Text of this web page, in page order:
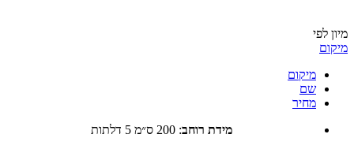
מיקום
שם
מחיר
מידת רוחב :200 ס״מ 5 דלתות